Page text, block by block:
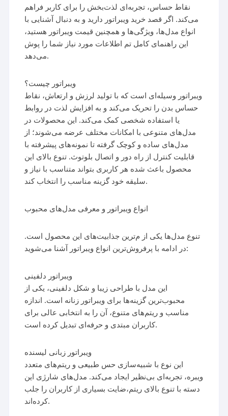
نقاط حساس، تجربه‌ای لذت‌بخش را برای کاربر فراهم
می‌کند. اگر قصد خرید ویبراتور دارید و به دنبال آشنایی با
انواع مدل‌ها، ویژگی‌ها و همچنین قیمت ویبراتور هستید،
این راهنمای کامل تم اطلاعات مورد نیاز شما را پوش
می‌دهد.
ویبراتور چیست؟
ویبراتور وسیله‌ای است که با تولید لرزش و ارتعاش، نقاط
حساس بدن را تحریک می‌کند و به افزایش لذت در روابط
یا استفاده شخصی کمک می‌کند. این محصولات در
مدل‌های متنوعی با امکانات مختلف عرضه می‌شوند؛ از
مدل‌های ساده و کوچک گرفته تا نمونه‌های پیشرفته با
قابلیت کنترل از راه دور و اتصال بلوتوث. تنوع بالای این
محصول باعث شده هر کاربری بتواند متناسب با نیاز و
سلیقه خود گزینه مناسب را انتخاب کند.
انواع ویبراتور و معرفی مدل‌های محبوب
تنوع مدل‌ها یکی از م‌ترین جذابیت‌های این محصول است.
در ادامه با پرفروش‌ترین انواع ویبراتور آشنا می‌شوید:
ویبراتور دلفینی
این مدل با طراحی زیبا و شکل دلفینی، یکی از
محبوب‌ترین گزینه‌ها برای ویبراتور زنانه است. اندازه
مناسب و ریتم‌های متنوع، آن را به انتخابی عالی برای
کاربران مبتدی و حرفه‌ای تبدیل کرده است.
ویبراتور زبانی لیسنده
این نوع با شبیه‌سازی حس طبیعی و ریتم‌های متعدد
ویبره، تجربه‌ای بی‌نظیر ایجاد می‌کند. مدل‌های شارژی این
دسته با تنوع بالای ریتم،ضایت بسیاری از کاربران را جلب
کرده‌اند.